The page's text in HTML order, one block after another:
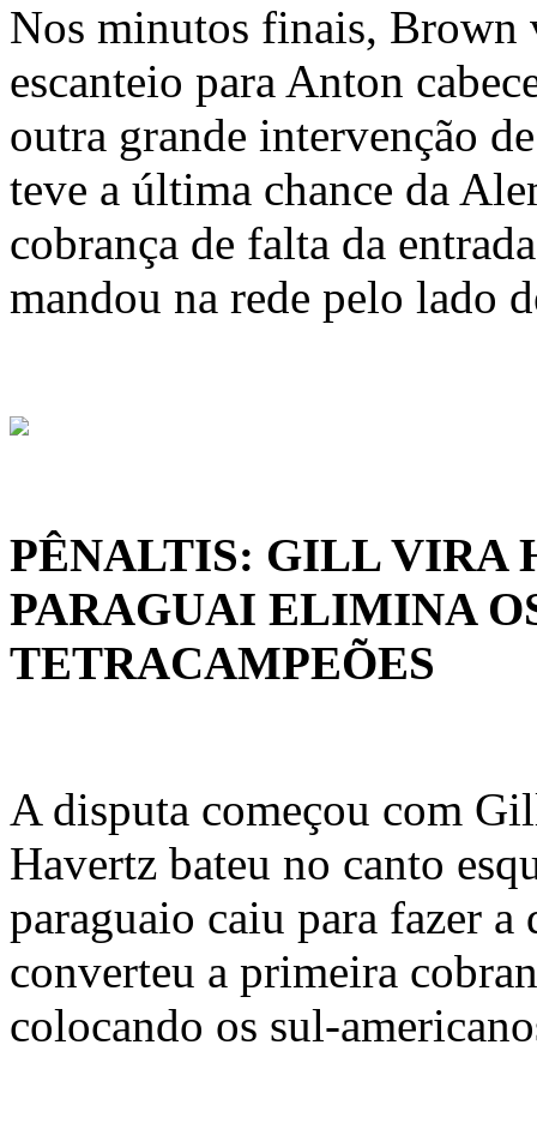
Nos minutos finais, Brown
escanteio para Anton
outra grande intervenção
teve a última chance da
cobrança de falta da
mandou na rede pelo lado
PÊNALTIS: GILL VIRA
PARAGUAI ELIMINA
TETRACAMPEÕES
A disputa começou com
Havertz bateu no canto
paraguaio caiu para fazer
converteu a primeira
colocando os sul-